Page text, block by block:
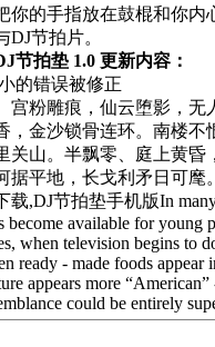
你的手指放在鼓棍和你内
DJ节拍片。
节拍垫 1.0 更新内容：
的错误被修正
粉雕痕，仙云堕影，无
，金沙锁骨连环。南楼不
关山。半飘零、庭上黄昏
据平地，长戈利矛日可麾
载,DJ节拍垫手机版In
become available for young
when television begins to
ready - made foods appear
appears more
could be entirely